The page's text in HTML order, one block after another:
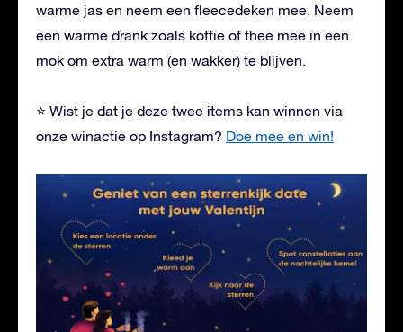
warme jas en neem een fleecedeken mee. Neem
een warme drank zoals koffie of thee mee in een
mok om extra warm (en wakker) te blijven.
⭐ Wist je dat je deze twee items kan winnen via
onze winactie op Instagram? Doe mee en win!